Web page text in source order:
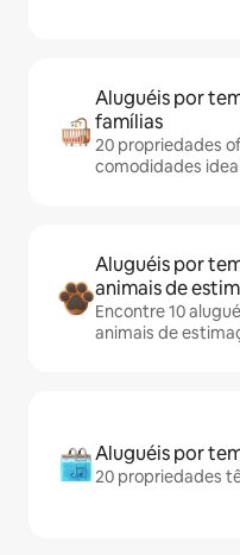
Aluguéis por
famílias
20 propriedades
comodidades
Aluguéis por
animais de
Encontre 10
animais de
Aluguéis por
20 propriedades